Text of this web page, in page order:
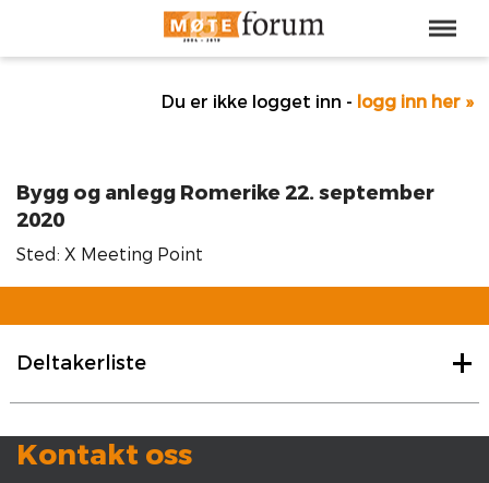
Du er ikke logget inn - logg inn her »
Bygg og anlegg Romerike 22. september
2020
Sted: X Meeting Point
Deltakerliste
Kontakt oss